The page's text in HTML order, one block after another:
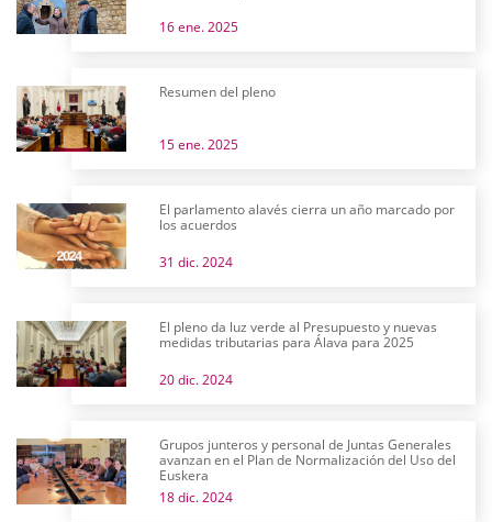
16 ene. 2025
Resumen del pleno
15 ene. 2025
El parlamento alavés cierra un año marcado por
los acuerdos
31 dic. 2024
El pleno da luz verde al Presupuesto y nuevas
medidas tributarias para Álava para 2025
20 dic. 2024
Grupos junteros y personal de Juntas Generales
avanzan en el Plan de Normalización del Uso del
Euskera
18 dic. 2024